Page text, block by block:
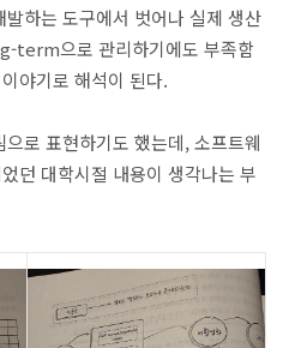
하는 도구에서 벗어나 실제 생산
term으로 관리하기에도 부족함
야기로 해석이 된다.
로 표현하기도 했는데, 소프트웨
던 대학시절 내용이 생각나는 부